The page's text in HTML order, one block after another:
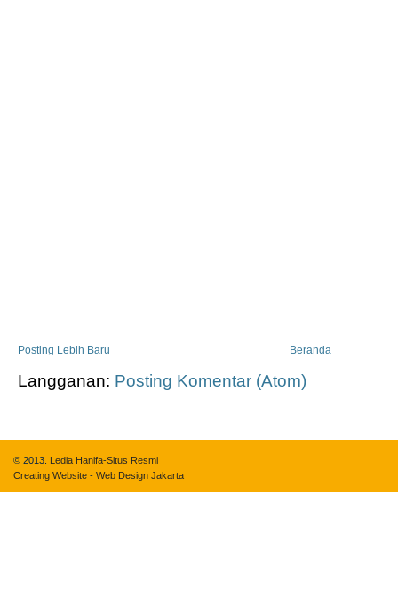
Posting Lebih Baru Beranda
Langganan: Posting Komentar (Atom)
© 2013. Ledia Hanifa-Situs Resmi
Creating Website - Web Design Jakarta